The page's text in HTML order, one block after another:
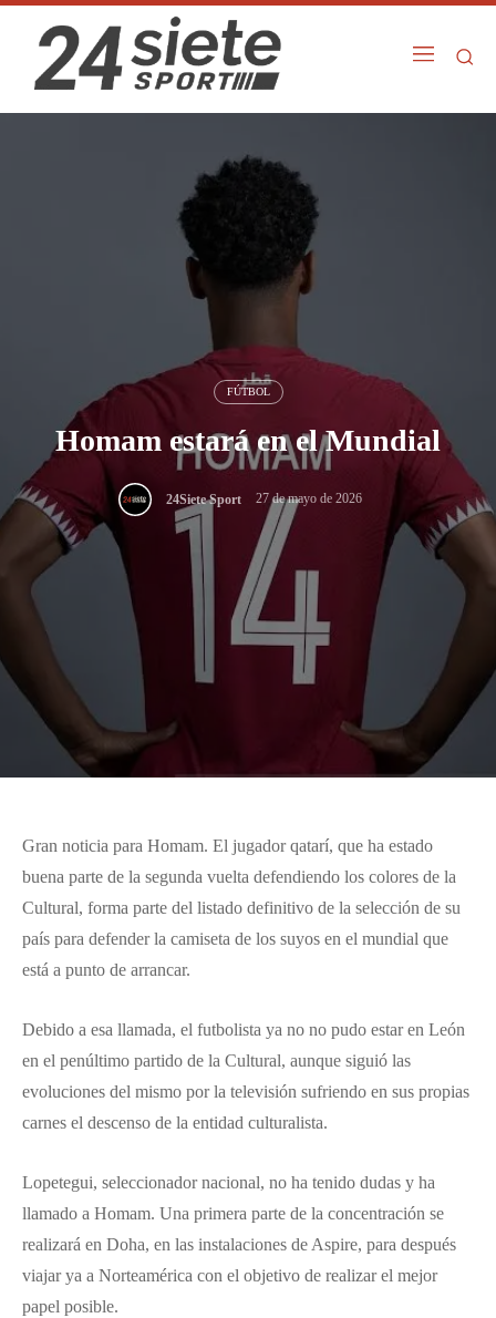
FÚTBOL
Homam estará en el Mundial
24Siete Sport 27 de mayo de 2026
Gran noticia para Homam. El jugador qatarí, que ha estado
buena parte de la segunda vuelta defendiendo los colores de la
Cultural, forma parte del listado definitivo de la selección de su
país para defender la camiseta de los suyos en el mundial que
está a punto de arrancar.
Debido a esa llamada, el futbolista ya no no pudo estar en León
en el penúltimo partido de la Cultural, aunque siguió las
evoluciones del mismo por la televisión sufriendo en sus propias
carnes el descenso de la entidad culturalista.
Lopetegui, seleccionador nacional, no ha tenido dudas y ha
llamado a Homam. Una primera parte de la concentración se
realizará en Doha, en las instalaciones de Aspire, para después
viajar ya a Norteamérica con el objetivo de realizar el mejor
papel posible.